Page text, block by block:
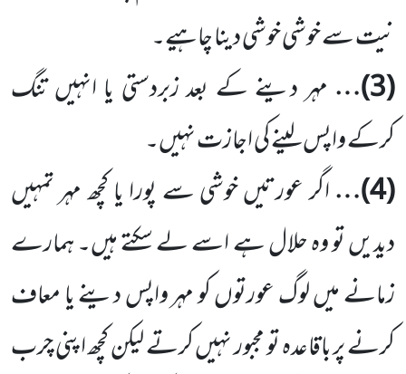
نیت سے خوشی خوشی دینا چاہیے۔
(
3
)… مہر دینے کے بعد زبردستی یا انہیں تنگ
کرکے واپس لینے کی اجازت نہیں۔
(
4
)…اگر عورتیں خوشی سے پورا یا کچھ مہر تمہیں
دیدیں تو وہ حلال ہے اسے لے سکتے ہیں۔ ہمارے
زمانے میں لوگ عورتوں کو مہر واپس دینے یا معاف
کرنے پر باقاعدہ تو مجبور نہیں کرتے لیکن کچھ اپنی چرب